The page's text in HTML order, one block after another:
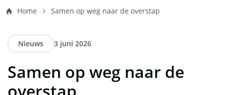
Kruimelpad
Home Samen op weg naar de overstap
Nieuws 3 juni 2026
Samen op weg naar de